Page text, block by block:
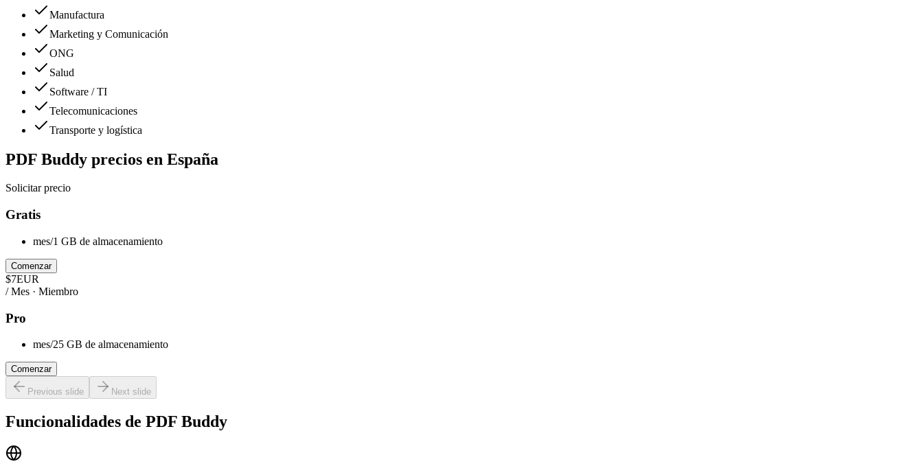
Manufactura
Marketing y Comunicación
ONG
Salud
Software / TI
Telecomunicaciones
Transporte y logística
PDF Buddy precios en España
Solicitar precio
Gratis
mes/1 GB de almacenamiento
Comenzar
$7EUR
/ Mes · Miembro
Pro
mes/25 GB de almacenamiento
Comenzar
Previous slide Next slide
Funcionalidades de PDF Buddy